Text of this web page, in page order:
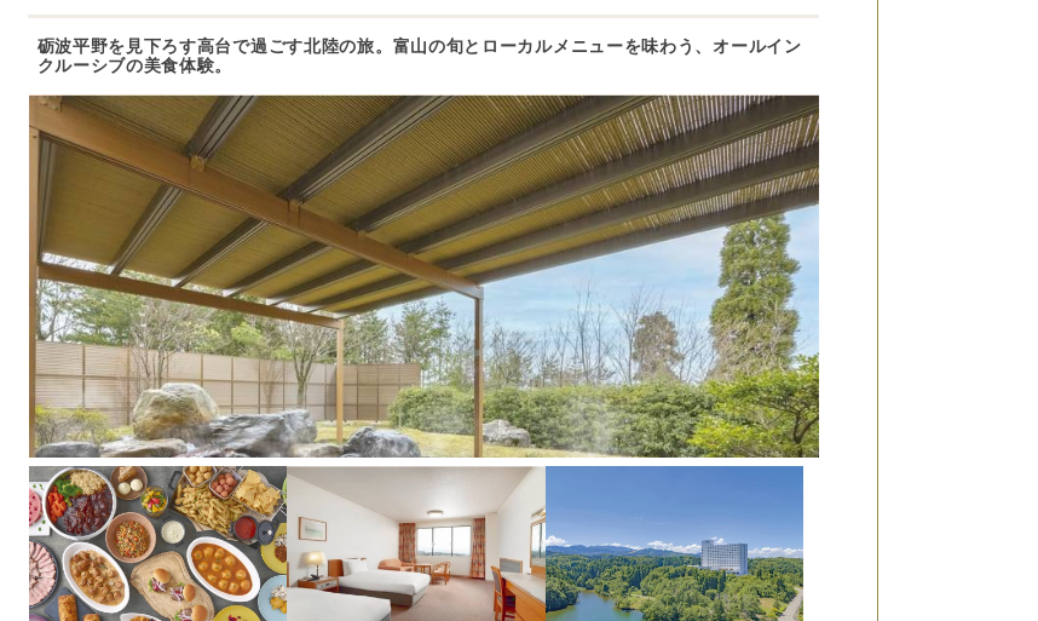
砺波平野を見下ろす高台で過ごす北陸の旅。富山の旬とローカルメニューを味わう、オールイン
クルーシブの美食体験。